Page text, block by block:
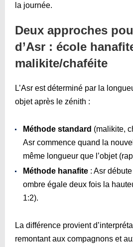
la journée.
Deux approches
d’Asr : école
malikite/chaféite
L’Asr est déterminé par la
objet après le zénith :
Méthode standard (malikite,
Asr commence quand la
même longueur que l’objet
Méthode hanafite : Asr
ombre égale deux fois la
1:2).
La différence provient
remontant aux compagnons et